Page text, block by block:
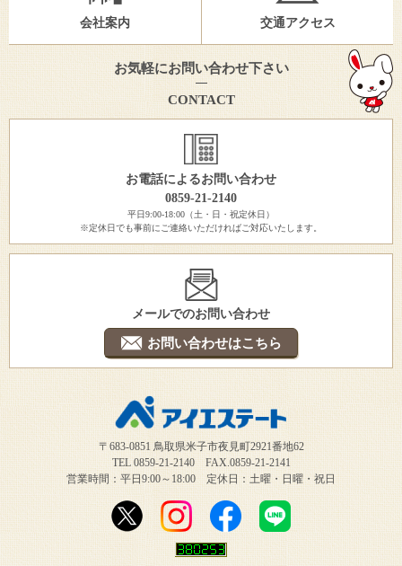
会社案内 交通アクセス
お気軽にお問い合わせ下さい
CONTACT
お電話によるお問い合わせ
0859-21-2140
平日9:00-18:00（土・日・祝定休日）
※定休日でも事前にご連絡いただければご対応いたします。
メールでのお問い合わせ
お問い合わせはこちら
〒683-0851 鳥取県米子市夜見町2921番地62
TEL 0859-21-2140 FAX.0859-21-2141
営業時間：平日9:00～18:00 定休日：土曜・日曜・祝日